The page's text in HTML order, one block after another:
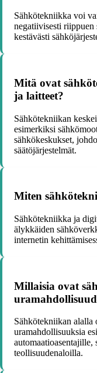
Sähkötekniikka voi
negatiivisesti riippuen
kestävästi
Mitä ovat
ja laitteet?
Sähkötekniikan
esimerkiksi
sähkökeskukset,
säätöjärjestelmät.
Miten
Sähkötekniikka ja
älykkäiden
internetin
Millaisia ovat
Sähkötekniikan
uramahdollisuuksia
teollisuudenaloilla.